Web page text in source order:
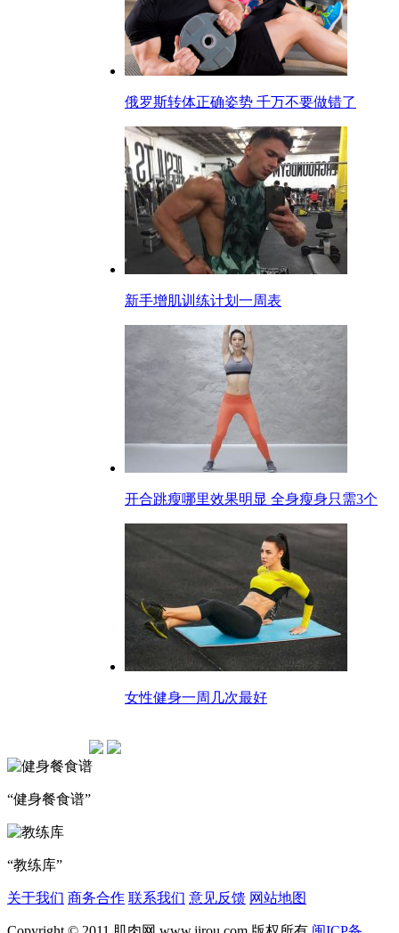
俄罗斯转体正确姿势 千万不要做错了
新手增肌训练计划一周表
开合跳瘦哪里效果明显 全身瘦身只需3个
女性健身一周几次最好
“健身餐食谱”
“教练库”
关于我们 商务合作 联系我们 意见反馈 网站地图